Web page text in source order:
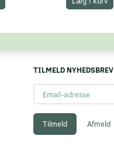
TILMELD NYHEDSBREV
adresse
Tilmeld Afmeld